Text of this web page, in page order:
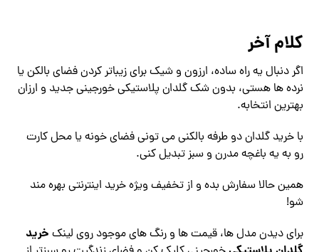
کلام آخر
اگر دنبال یه راه ساده، ارزون و شیک برای زیباتر کردن فضای بالکن یا
نرده ‌ها هستی، بدون شک گلدان پلاستیکی خورجینی جدید و ارزان
بهترین انتخابه.
با خرید گلدان دو طرفه بالکنی می ‌تونی فضای خونه یا محل کارت
رو به یه باغچه مدرن و سبز تبدیل کنی.
همین حالا سفارش بده و از تخفیف ویژه خرید اینترنتی بهره‌ مند
شو!
برای دیدن مدل ‌ها، قیمت ‌ها و رنگ ‌های موجود روی لینک خرید